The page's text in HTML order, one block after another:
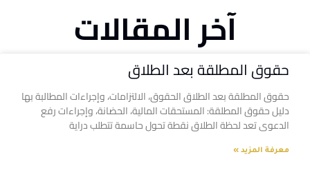
آخر المقالات
حقوق المطلقة بعد الطلاق
حقوق المطلقة بعد الطلاق الحقوق، الالتزامات، وإجراءات المطالبة بها
دليل حقوق المطلقة: المستحقات المالية، الحضانة، وإجراءات رفع
الدعوى تعد لحظة الطلاق نقطة تحول حاسمة تتطلب دراية
معرفة المزيد »